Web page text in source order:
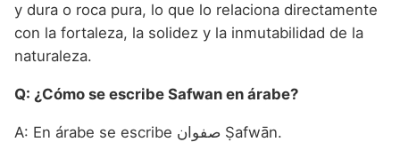
y dura o roca pura, lo que lo relaciona directamente
con la fortaleza, la solidez y la inmutabilidad de la
naturaleza.
Q: ¿Cómo se escribe Safwan en árabe?
A: En árabe se escribe صفوان Ṣafwān.